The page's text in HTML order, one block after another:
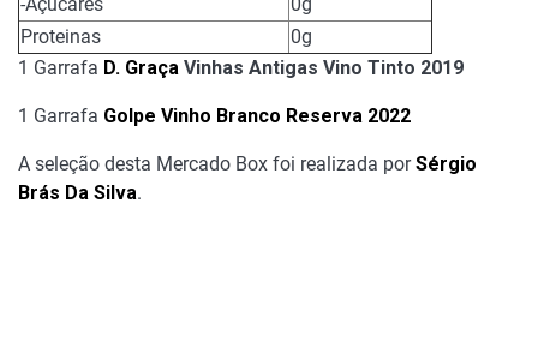
Proteinas
0g
1 Garrafa D. Graça Vinhas Antigas Vino Tinto 2019
1 Garrafa Golpe Vinho Branco Reserva 2022
A seleção desta Mercado Box foi realizada porSérgio
Brás Da Silva.